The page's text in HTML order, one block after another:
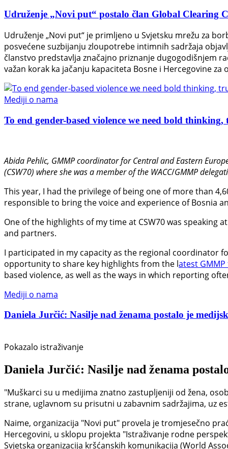
Udruženje „Novi put“ postalo član Global Clearing
Udruženje „Novi put“ je primljeno u Svjetsku mrežu za
posvećene suzbijanju zloupotrebe intimnih sadržaja
članstvo predstavlja značajno priznanje dugogodišnjem
važan korak ka jačanju kapaciteta Bosne i Hercegovine
Mediji o nama
To end gender-based violence we need bold
Abida Pehlic, GMMP coordinator for Central and Eastern
(CSW70) where she was a member of the WACC/GMMP
This year, I had the privilege of being one of more than
responsible to bring the voice and experience of Bosnia
One of the highlights of my time at CSW70 was speaking
and partners.
I participated in my capacity as the regional coordinator
opportunity to share key highlights from the latest
based violence, as well as the ways in which reporting
Mediji o nama
Daniela Jurčić: Nasilje nad ženama postalo je
Pokazalo istraživanje
Daniela Jurčić: Nasilje nad ženama
"Muškarci su u medijima znatno zastupljeniji od žena,
strane, uglavnom su prisutni u zabavnim sadržajima, uz
Naime, organizacija "Novi put" provela je tromjesečno
Hercegovini, u sklopu projekta "Istraživanje rodne
Svjetska organizacija kršćanskih komunikacija (World